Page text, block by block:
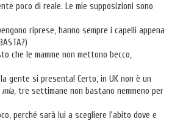
poco di reale. Le mie supposizioni sono
riprese, hanno sempre i capelli appena
che le mamme non mettono becco,
gente si presenta! Certo, in UK non è un
, tre settimane non bastano nemmeno per
perché sarà lui a scegliere l'abito dove e